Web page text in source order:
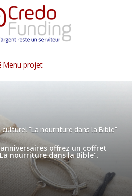
Menu projet
"La nourriture dans la Bible"
offrez un coffret
nourriture dans la Bible".